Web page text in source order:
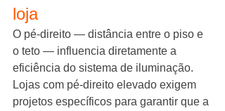
loja
O pé-direito — distância entre o piso e
o teto — influencia diretamente a
eficiência do sistema de iluminação.
Lojas com pé-direito elevado exigem
projetos específicos para garantir que a